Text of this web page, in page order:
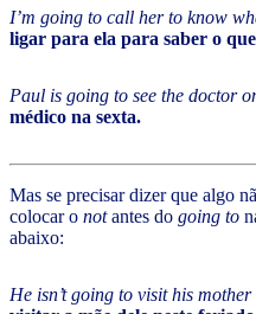
I’m going to call her to know
ligar para ela para saber o
Paul is going to see the doctor
médico na sexta.
Mas se precisar dizer que algo
colocar o notantes do going to
abaixo:
He isn’t going to visit his